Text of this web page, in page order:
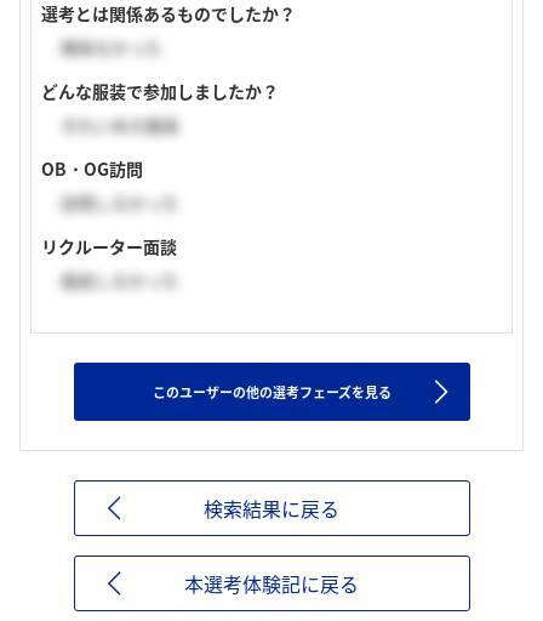
選考とは関係あるものでしたか？
関係なかった
どんな服装で参加しましたか？
きれいめの服装
OB・OG訪問
訪問しなかった
リクルーター面談
面談しなかった
このユーザーの他の選考フェーズを見る
検索結果に戻る
本選考体験記に戻る